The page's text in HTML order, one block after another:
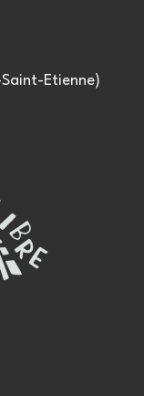
Etienne)